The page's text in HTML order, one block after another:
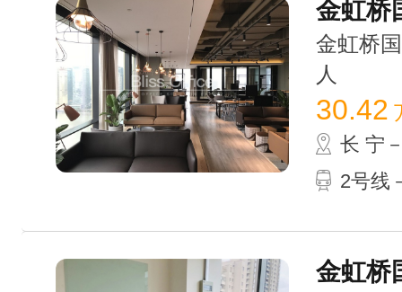
金虹桥
金虹桥
人
30.42
长 宁
2号线
金虹桥